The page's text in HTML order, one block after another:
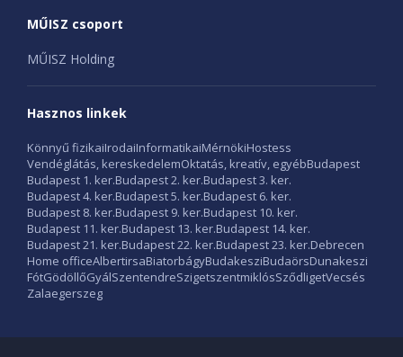
MŰISZ csoport
MŰISZ Holding
Hasznos linkek
Könnyű fizikaiIrodaiInformatikaiMérnökiHostess
Vendéglátás, kereskedelemOktatás, kreatív, egyébBudapest
Budapest 1. ker.Budapest 2. ker.Budapest 3. ker.
Budapest 4. ker.Budapest 5. ker.Budapest 6. ker.
Budapest 8. ker.Budapest 9. ker.Budapest 10. ker.
Budapest 11. ker.Budapest 13. ker.Budapest 14. ker.
Budapest 21. ker.Budapest 22. ker.Budapest 23. ker.Debrecen
Home officeAlbertirsaBiatorbágyBudakesziBudaörsDunakeszi
FótGödöllőGyálSzentendreSzigetszentmiklósSződligetVecsés
Zalaegerszeg